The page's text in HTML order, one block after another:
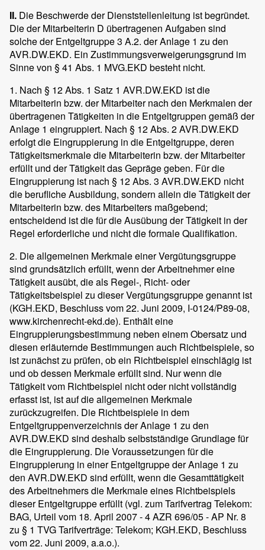
II. Die Beschwerde der Dienststellenleitung ist begründet.
Die der Mitarbeiterin D übertragenen Aufgaben sind
solche der Entgeltgruppe 3 A.2. der Anlage 1 zu den
AVR.DW.EKD. Ein Zustimmungsverweigerungsgrund im
Sinne von § 41 Abs. 1 MVG.EKD besteht nicht.
1. Nach § 12 Abs. 1 Satz 1 AVR.DW.EKD ist die
Mitarbeiterin bzw. der Mitarbeiter nach den Merkmalen der
übertragenen Tätigkeiten in die Entgeltgruppen gemäß der
Anlage 1 eingruppiert. Nach § 12 Abs. 2 AVR.DW.EKD
erfolgt die Eingruppierung in die Entgeltgruppe, deren
Tätigkeitsmerkmale die Mitarbeiterin bzw. der Mitarbeiter
erfüllt und der Tätigkeit das Gepräge geben. Für die
Eingruppierung ist nach § 12 Abs. 3 AVR.DW.EKD nicht
die berufliche Ausbildung, sondern allein die Tätigkeit der
Mitarbeiterin bzw. des Mitarbeiters maßgebend;
entscheidend ist die für die Ausübung der Tätigkeit in der
Regel erforderliche und nicht die formale Qualifikation.
2. Die allgemeinen Merkmale einer Vergütungsgruppe
sind grundsätzlich erfüllt, wenn der Arbeitnehmer eine
Tätigkeit ausübt, die als Regel-, Richt- oder
Tätigkeitsbeispiel zu dieser Vergütungsgruppe genannt ist
(KGH.EKD, Beschluss vom 22. Juni 2009, I-0124/P89-08,
www.kirchenrecht-ekd.de). Enthält eine
Eingruppierungsbestimmung neben einem Obersatz und
diesen erläuternde Bestimmungen auch Richtbeispiele, so
ist zunächst zu prüfen, ob ein Richtbeispiel einschlägig ist
und ob dessen Merkmale erfüllt sind. Nur wenn die
Tätigkeit vom Richtbeispiel nicht oder nicht vollständig
erfasst ist, ist auf die allgemeinen Merkmale
zurückzugreifen. Die Richtbeispiele in dem
Entgeltgruppenverzeichnis der Anlage 1 zu den
AVR.DW.EKD sind deshalb selbstständige Grundlage für
die Eingruppierung. Die Voraussetzungen für die
Eingruppierung in einer Entgeltgruppe der Anlage 1 zu
den AVR.DW.EKD sind erfüllt, wenn die Gesamttätigkeit
des Arbeitnehmers die Merkmale eines Richtbeispiels
dieser Entgeltgruppe erfüllt (vgl. zum Tarifvertrag Telekom:
BAG, Urteil vom 18. April 2007 - 4 AZR 696/05 - AP Nr. 8
zu § 1 TVG Tarifverträge: Telekom; KGH.EKD, Beschluss
vom 22. Juni 2009, a.a.o.).